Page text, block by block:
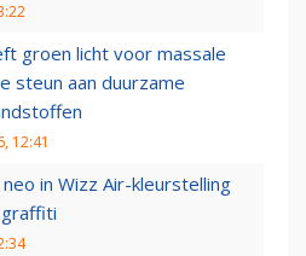
groen licht voor massale
steun aan duurzame
12:41
in Wizz Air-kleurstelling